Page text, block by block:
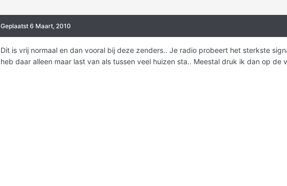
Geplaatst 6 Maart, 2010
Dit is vrij normaal en dan vooral bij deze zenders.. Je radio probeert het sterkste
heb daar alleen maar last van als tussen veel huizen sta.. Meestal druk ik dan op de